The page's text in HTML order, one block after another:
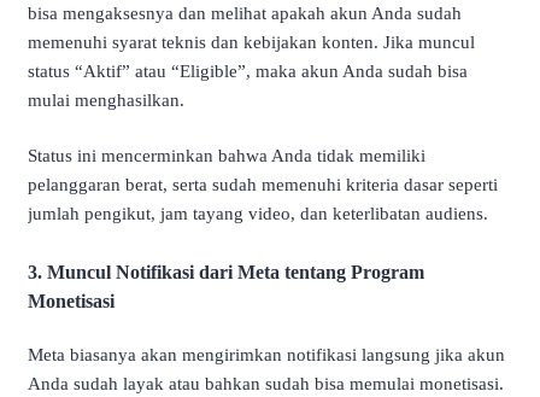
bisa mengaksesnya dan melihat apakah akun Anda sudah
memenuhi syarat teknis dan kebijakan konten. Jika muncul
status “Aktif” atau “Eligible”, maka akun Anda sudah bisa
mulai menghasilkan.
Status ini mencerminkan bahwa Anda tidak memiliki
pelanggaran berat, serta sudah memenuhi kriteria dasar seperti
jumlah pengikut, jam tayang video, dan keterlibatan audiens.
3. Muncul Notifikasi dari Meta tentang Program
Monetisasi
Meta biasanya akan mengirimkan notifikasi langsung jika akun
Anda sudah layak atau bahkan sudah bisa memulai monetisasi.